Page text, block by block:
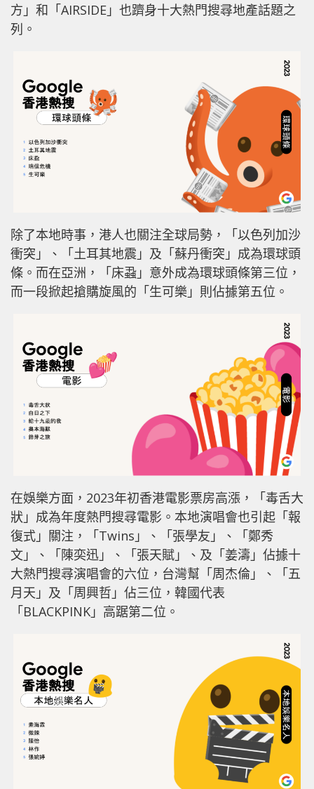
方」和「AIRSIDE」也躋身十大熱門搜尋地產話題之
列。
除了本地時事，港人也關注全球局勢，「以色列加沙
衝突」、「土耳其地震」及「蘇丹衝突」成為環球頭
條。而在亞洲，「床蝨」意外成為環球頭條第三位，
而一段掀起搶購旋風的「生可樂」則佔據第五位。
在娛樂方面，2023年初香港電影票房高漲，「毒舌大
狀」成為年度熱門搜尋電影。本地演唱會也引起「報
復式」關注，「Twins」、「張學友」、「鄭秀
文」、「陳奕迅」、「張天賦」、及「姜濤」佔據十
大熱門搜尋演唱會的六位，台灣幫「周杰倫」、「五
月天」及「周興哲」佔三位，韓國代表
「BLACKPINK」高踞第二位。